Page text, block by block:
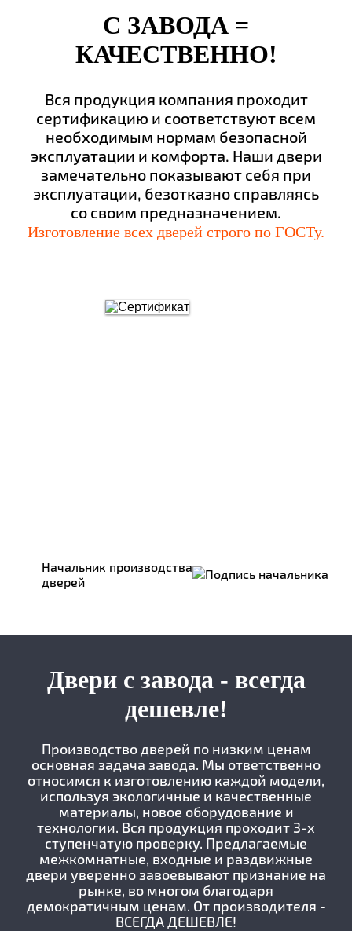
С ЗАВОДА =
КАЧЕСТВЕННО!
Вся продукция компания проходит
сертификацию и соответствуют всем
необходимым нормам безопасной
эксплуатации и комфорта. Наши двери
замечательно показывают себя при
эксплуатации, безотказно справляясь
со своим предназначением.
Изготовление всех дверей строго по ГОСТу.
Начальник производства
дверей
Двери с завода - всегда
дешевле!
Производство дверей по низким ценам
основная задача завода. Мы ответственно
относимся к изготовлению каждой модели,
используя экологичные и качественные
материалы, новое оборудование и
технологии. Вся продукция проходит 3-х
ступенчатую проверку. Предлагаемые
межкомнатные, входные и раздвижные
двери уверенно завоевывают признание на
рынке, во многом благодаря
демократичным ценам. От производителя -
ВСЕГДА ДЕШЕВЛЕ!